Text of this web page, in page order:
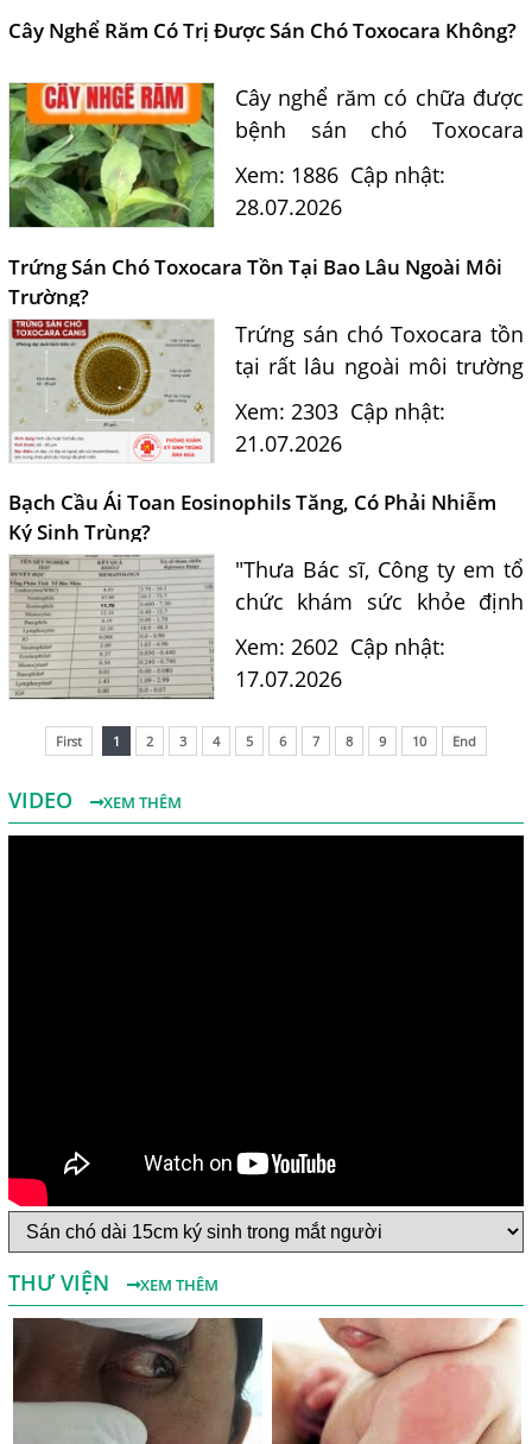
điều trị và phòng ngừa sán...
Cây Nghể Răm Có Trị Được Sán Chó Toxocara Không?
Cây nghể răm có chữa được
bệnh sán chó Toxocara
không? Tiến sĩ Bác sĩ
Nguyễn Hằng Lan giải đáp
học và hướng dẫn điều trị
Xem: 1886 Cập nhật:
28.07.2026
Trứng Sán Chó Toxocara Tồn Tại Bao Lâu Ngoài Môi
Trường?
Trứng sán chó Toxocara tồn
tại rất lâu ngoài môi trường
và là nguồn lây nhiễm nguy
hiểm cho con người. Tiến sĩ
vấn cách nhận biết...
Xem: 2303 Cập nhật:
21.07.2026
Bạch Cầu Ái Toan Eosinophils Tăng, Có Phải Nhiễm
Ký Sinh Trùng?
"Thưa Bác sĩ, Công ty em tổ
chức khám sức khỏe định
kỳ. Kết quả xét nghiệm máu
của em có chỉ số bạch cầu ái
11.7%. Em nghe nói chỉ...
Xem: 2602 Cập nhật:
17.07.2026
First 1 2 3 4 5 6 7 8 9 10 End
VIDEO XEM THÊM
THƯ VIỆN XEM THÊM
Nguyên Nhân Và Tác Hại Của Bệnh Giun Chỉ Bạch Huyết
Chẩn Đoán Và Điều Trị Bệnh Echinococcus
Những Điều Cần Biết Về Giun Hình Ống
Chẩn Đoán Và Điều Trị Bệnh Amip Ở Não
Bệnh Sán Chó Dấu Hiệu Nhận Biết Và Thời Gian Trị Bệnh
Trị Bệnh Sán Chó Có Khỏi Bệnh Ngứa Da Không?
TRIỆU CHỨNG GIUN SÁN CHÓ MÈO